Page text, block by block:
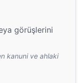
görüşlerini
kanuni ve ahlaki